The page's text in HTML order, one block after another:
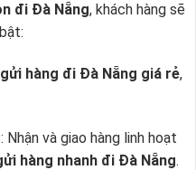
đi Đà Nẵng, khách hàng sẽ
gửi hàng đi Đà Nẵng giá rẻ,
: Nhận và giao hàng linh hoạt
hàng nhanh đi Đà Nẵng.